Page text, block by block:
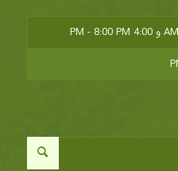
و 4:00 PM - 8:00 PM